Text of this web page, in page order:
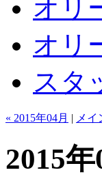
オリ
オリ
スタ
« 2015年04月 | メイ
2015年